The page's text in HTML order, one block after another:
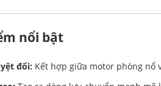
nổi bật
đối: Kết hợp giữa motor phòng nổ